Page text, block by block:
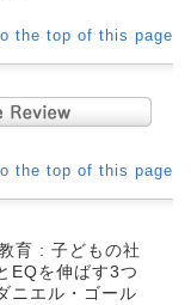
the top of this page
the top of this page
育 : 子どもの社
EQを伸ばす3つ
ニエル・ゴール